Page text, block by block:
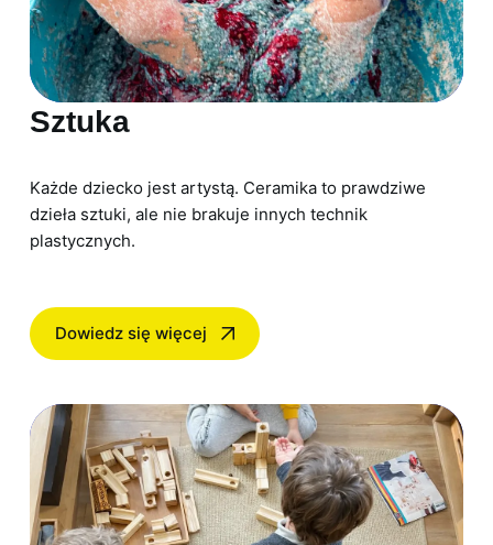
Sztuka
Każde dziecko jest artystą. Ceramika to prawdziwe
dzieła sztuki, ale nie brakuje innych technik
plastycznych.
Dowiedz się więcej